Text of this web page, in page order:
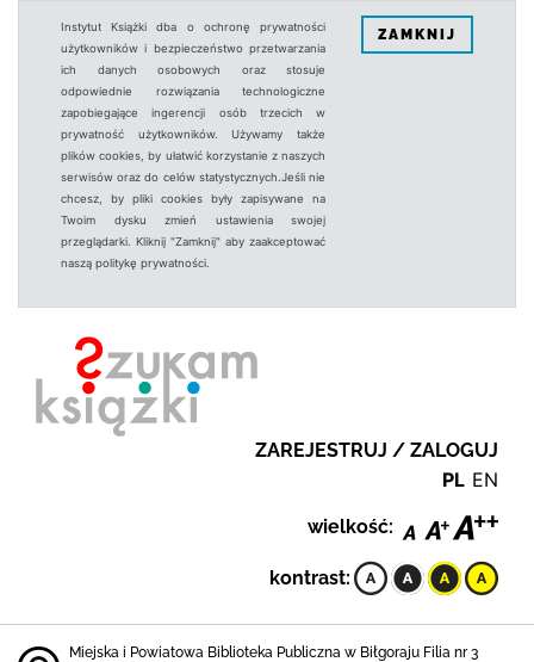
Instytut Książki dba o ochronę prywatności
użytkowników i bezpieczeństwo przetwarzania
ich danych osobowych oraz stosuje
odpowiednie rozwiązania technologiczne
zapobiegające ingerencji osób trzecich w
prywatność użytkowników. Używamy także
plików cookies, by ułatwić korzystanie z naszych
serwisów oraz do celów statystycznych.Jeśli nie
chcesz, by pliki cookies były zapisywane na
Twoim dysku zmień ustawienia swojej
przeglądarki. Kliknij "Zamknij" aby zaakceptować
naszą politykę prywatności.
ZAMKNIJ
ZAREJESTRUJ / ZALOGUJ
PL EN
wielkość:
kontrast:
Miejska i Powiatowa Biblioteka Publiczna w Biłgoraju Filia nr 3